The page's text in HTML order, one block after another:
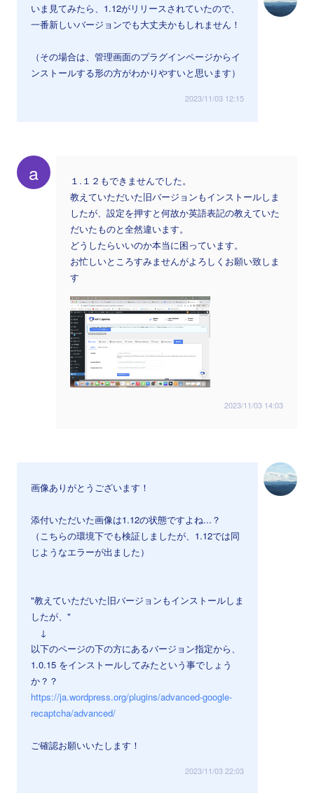
いま見てみたら、1.12がリリースされていたので、
一番新しいバージョンでも大丈夫かもしれません！
（その場合は、管理画面のプラグインページからイ
ンストールする形の方がわかりやすいと思います）
2023/11/03 12:15
a
１.１２もできませんでした。
教えていただいた旧バージョンもインストールしま
したが、設定を押すと何故か英語表記の教えていた
だいたものと全然違います。
どうしたらいいのか本当に困っています。
お忙しいところすみませんがよろしくお願い致しま
す
2023/11/03 14:03
画像ありがとうございます！
添付いただいた画像は1.12の状態ですよね...？
（こちらの環境下でも検証しましたが、1.12では同
じようなエラーが出ました）
"教えていただいた旧バージョンもインストールしま
したが、"
↓
以下のページの下の方にあるバージョン指定から、
1.0.15 をインストールしてみたという事でしょう
か？？
https://ja.wordpress.org/plugins/advanced-google-
recaptcha/advanced/
ご確認お願いいたします！
2023/11/03 22:03